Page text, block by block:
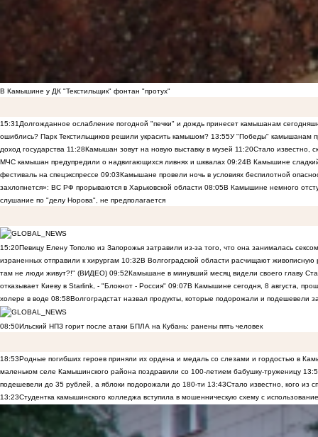
В Камышине у ДК "Текстильщик" фонтан "протух"
15:31 Долгожданное ослабление погодной "печки" и дождь принесет камышанам
ошиблись? Парк Текстильщиков решили украсить камышом? 13:55У "Победы" камышанам
доход государства 11:28Камышан зовут на новую выставку в музей 11:20Стало известно,
МЧС камышан предупредили о надвигающихся ливнях и шквалах 09:24В Камышине
фестиваль на спецэкспрессе 09:03Камышане провели ночь в условиях беспилотной
захлопнется»: ВС РФ прорываются в Харьковской области 08:05В Камышине немного
слушание по "делу Норова", не предполагается
15:20Певицу Елену Тополю из Запорожья затравили из-за того, что она занималась
израненных отправили к хирургам 10:32В Волгоградской области расчищают
там не люди живут?!" (ВИДЕО) 09:52Камышане в минувший месяц видели своего главу
отказывает Киеву в Starlink, - "Блокнот - Россия" 09:07В Камышине сегодня, 8 августа,
холере в воде 08:58Волгоградстат назвал продукты, которые подорожали и подешевели
08:50Ильский НПЗ горит после атаки БПЛА на Кубань: ранены пять человек
18:53Родные погибших героев приняли их ордена и медаль со слезами и гордостью в
маленьком селе Камышинского района поздравили со 100-летием бабушку-труженицу
подешевели до 35 рублей, а яблоки подорожали до 180-ти 13:43Стало известно, кого из
13:23Студентка камышинского колледжа вступила в мошенническую схему с